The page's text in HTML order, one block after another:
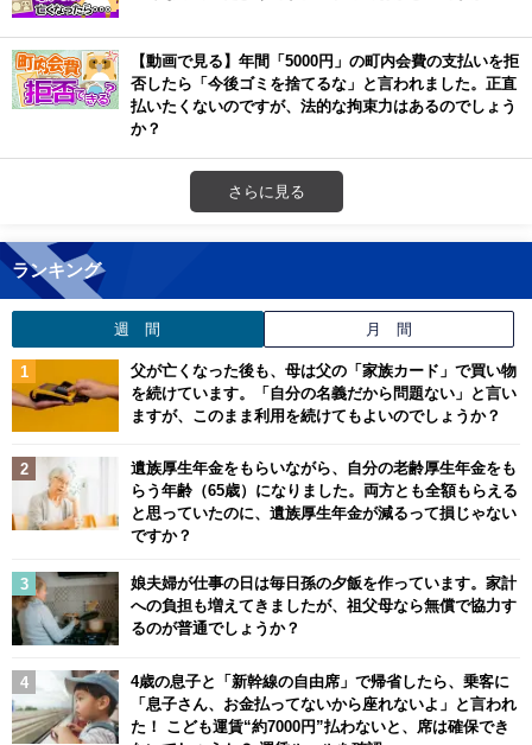
【動画で見る】年間「5000円」の町内会費の支払いを拒
否したら「今後ゴミを捨てるな」と言われました。正直
払いたくないのですが、法的な拘束力はあるのでしょう
か？
さらに見る
ランキング
週 間 月 間
父が亡くなった後も、母は父の「家族カード」で買い物
を続けています。「自分の名義だから問題ない」と言い
ますが、このまま利用を続けてもよいのでしょうか？
遺族厚生年金をもらいながら、自分の老齢厚生年金をも
らう年齢（65歳）になりました。両方とも全額もらえる
と思っていたのに、遺族厚生年金が減るって損じゃない
ですか？
娘夫婦が仕事の日は毎日孫の夕飯を作っています。家計
への負担も増えてきましたが、祖父母なら無償で協力す
るのが普通でしょうか？
4歳の息子と「新幹線の自由席」で帰省したら、乗客に
「息子さん、お金払ってないから座れないよ」と言われ
た！ こども運賃“約7000円”払わないと、席は確保でき